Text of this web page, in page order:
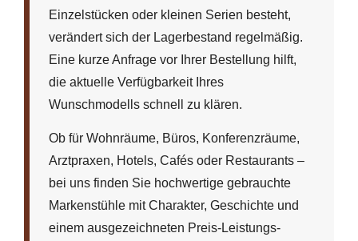
Einzelstücken oder kleinen Serien besteht,
verändert sich der Lagerbestand regelmäßig.
Eine kurze Anfrage vor Ihrer Bestellung hilft,
die aktuelle Verfügbarkeit Ihres
Wunschmodells schnell zu klären.
Ob für Wohnräume, Büros, Konferenzräume,
Arztpraxen, Hotels, Cafés oder Restaurants –
bei uns finden Sie hochwertige gebrauchte
Markenstühle mit Charakter, Geschichte und
einem ausgezeichneten Preis-Leistungs-